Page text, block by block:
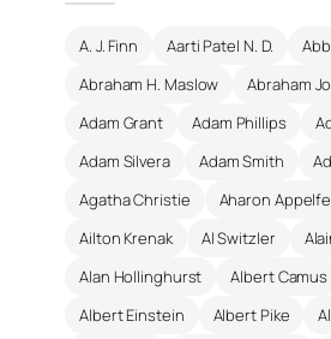
A. J. Finn Aarti Patel N. D.
Abraham H. Maslow
Abraham
Adam Grant
Adam Phillips
Adam Silvera
Adam Smith
Agatha Christie
Aharon
Ailton Krenak
Al Switzler
Alan Hollinghurst
Albert Camus
Albert Einstein
Albert Pike